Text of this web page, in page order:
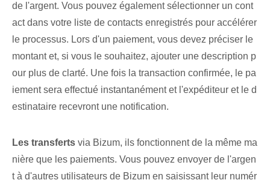
de l'argent. Vous pouvez également sélectionner un cont
act dans votre liste de contacts enregistrés pour accélérer
le processus. Lors d'un paiement, vous devez préciser⁣ le
montant⁢ et, si vous le souhaitez, ajouter une description p
our plus de clarté. Une fois la transaction confirmée, le pa
iement sera effectué instantanément et l'expéditeur et le d
estinataire recevront une notification.
Les transferts via Bizum, ils fonctionnent de la même ma
nière que les paiements. Vous pouvez envoyer de l'argen
t à d'autres utilisateurs de Bizum en saisissant leur numér